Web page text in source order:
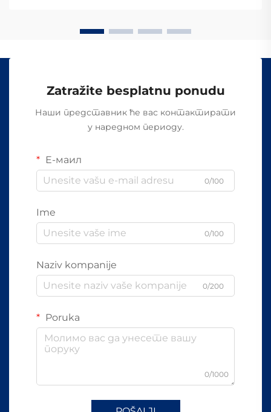
Zatražite besplatnu ponudu
Наши представник ће вас контактирати
у наредном периоду.
Е-маил
0/100
Ime
0/100
Naziv kompanije
0/200
Poruka
0/1000